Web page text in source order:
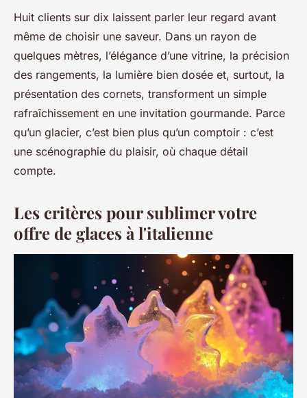
Huit clients sur dix laissent parler leur regard avant
même de choisir une saveur. Dans un rayon de
quelques mètres, l’élégance d’une vitrine, la précision
des rangements, la lumière bien dosée et, surtout, la
présentation des cornets, transforment un simple
rafraîchissement en une invitation gourmande. Parce
qu’un glacier, c’est bien plus qu’un comptoir : c’est
une scénographie du plaisir, où chaque détail
compte.
Les critères pour sublimer votre
offre de glaces à l'italienne